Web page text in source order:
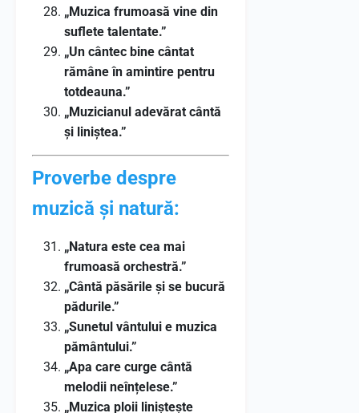
„Muzica frumoasă vine din
suflete talentate.”
„Un cântec bine cântat
rămâne în amintire pentru
totdeauna.”
„Muzicianul adevărat cântă
și liniștea.”
Proverbe despre
muzică și natură:
„Natura este cea mai
frumoasă orchestră.”
„Cântă păsările și se bucură
pădurile.”
„Sunetul vântului e muzica
pământului.”
„Apa care curge cântă
melodii neînțelese.”
„Muzica ploii liniștește